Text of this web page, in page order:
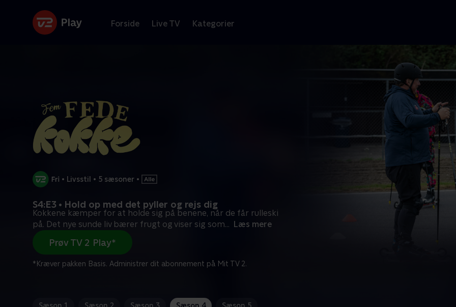
Forside Live TV Kategorier
• Livsstil • 5 sæsoner •
S4:E3 • Hold op med det pyller og rejs dig
Kokkene kæmper for at holde sig på benene, når de får rulleski
på. Det nye sunde liv bærer frugt og viser sig som... Læs mere
Prøv TV 2 Play*
*Kræver pakken Basis. Administrer dit abonnement på Mit TV 2.